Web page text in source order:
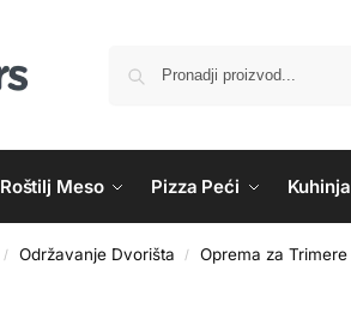
Roštilj Meso Pizza Peći Kuhinja
/ Održavanje Dvorišta / Oprema za